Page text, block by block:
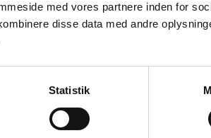
med vores partnere inden for
disse data med andre
Statistik